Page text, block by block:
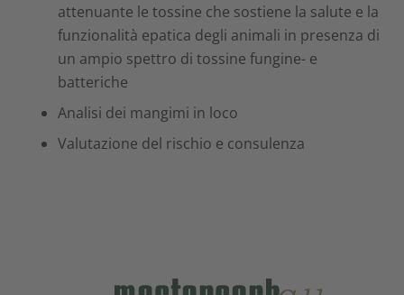
attenuante le tossine che sostiene la salute e la
funzionalità epatica degli animali in presenza di
un ampio spettro di tossine fungine- e
batteriche
Analisi dei mangimi in loco
Valutazione del rischio e consulenza